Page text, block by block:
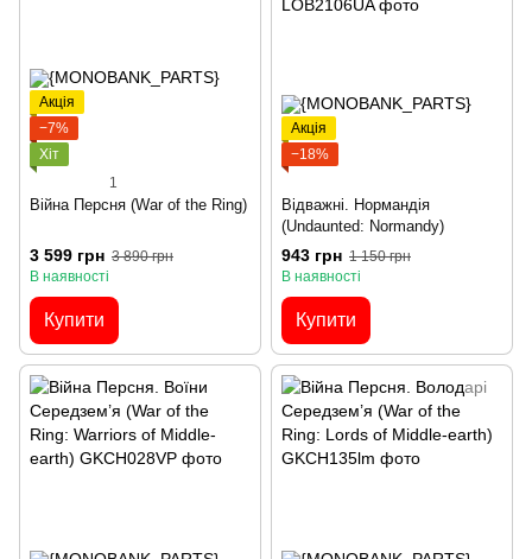
Акція
−7%
Хіт
1
Війна Персня (War of the Ring)
3 599 грн 3 890 грн
В наявності
Купити
Акція
−18%
Відважні. Нормандія
(Undaunted: Normandy)
943 грн 1 150 грн
В наявності
Купити